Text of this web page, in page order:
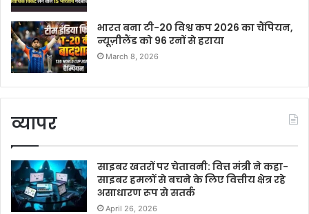
भारत बना टी-20 विश्व कप 2026 का चैंपियन,
न्यूज़ीलैंड को 96 रनों से हराया
March 8, 2026
व्यापर
साइबर खतरों पर चेतावनी: वित्त मंत्री ने कहा-
साइबर हमलों से बचने के लिए वित्तीय क्षेत्र रहे
असाधारण रूप से सतर्क
April 26, 2026